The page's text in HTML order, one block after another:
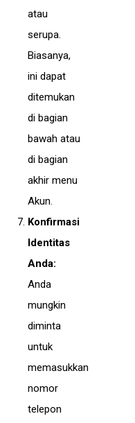
atau
serupa.
Biasanya,
ini dapat
ditemukan
di bagian
bawah atau
di bagian
akhir menu
Akun.
Konfirmasi
Identitas
Anda:
Anda
mungkin
diminta
untuk
memasukkan
nomor
telepon